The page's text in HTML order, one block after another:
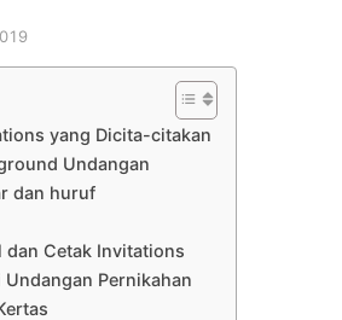
yang Dicita-citakan
Undangan
dan huruf
dan Cetak Invitations
Undangan Pernikahan